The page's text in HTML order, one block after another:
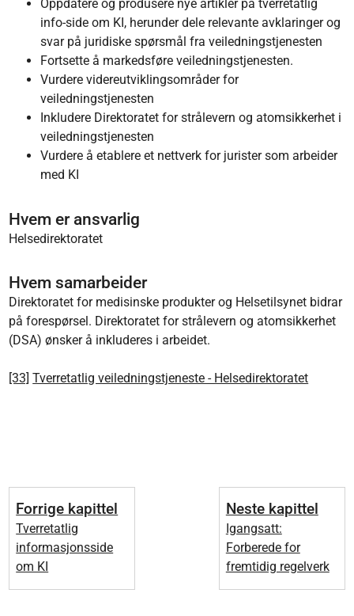
Oppdatere og produsere nye artikler på tverretatlig
info-side om KI, herunder dele relevante avklaringer og
svar på juridiske spørsmål fra veiledningstjenesten
Fortsette å markedsføre veiledningstjenesten.
Vurdere videreutviklingsområder for
veiledningstjenesten
Inkludere Direktoratet for strålevern og atomsikkerhet i
veiledningstjenesten
Vurdere å etablere et nettverk for jurister som arbeider
med KI
Hvem er ansvarlig
Helsedirektoratet
Hvem samarbeider
Direktoratet for medisinske produkter og Helsetilsynet bidrar
på forespørsel. Direktoratet for strålevern og atomsikkerhet
(DSA) ønsker å inkluderes i arbeidet.
[33] Tverretatlig veiledningstjeneste - Helsedirektoratet
Forrige kapittel
Tverretatlig
informasjonsside
om KI
Neste kapittel
Igangsatt:
Forberede for
fremtidig regelverk